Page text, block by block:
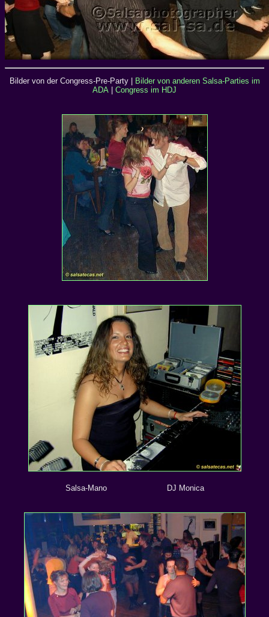
Bilder von der Congress-Pre-Party |
Bilder von anderen Salsa-Parties im
ADA
Congress im HDJ
Salsa-Mano DJ Monica